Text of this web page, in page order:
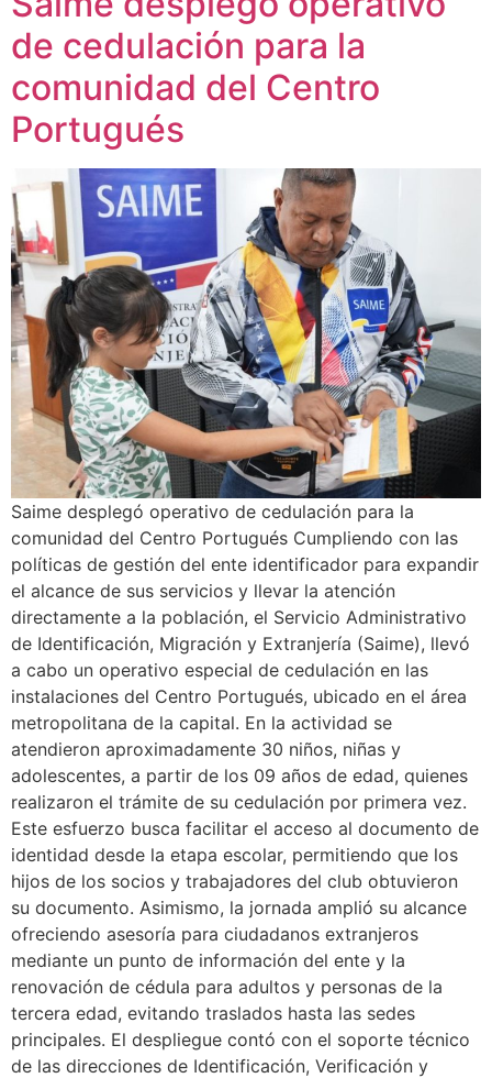
de cedulación para la
comunidad del Centro
Portugués
Saime desplegó operativo de cedulación para la
comunidad del Centro Portugués Cumpliendo con las
políticas de gestión del ente identificador para expandir
el alcance de sus servicios y llevar la atención
directamente a la población, el Servicio Administrativo
de Identificación, Migración y Extranjería (Saime), llevó
a cabo un operativo especial de cedulación en las
instalaciones del Centro Portugués, ubicado en el área
metropolitana de la capital. En la actividad se
atendieron aproximadamente 30 niños, niñas y
adolescentes, a partir de los 09 años de edad, quienes
realizaron el trámite de su cedulación por primera vez.
Este esfuerzo busca facilitar el acceso al documento de
identidad desde la etapa escolar, permitiendo que los
hijos de los socios y trabajadores del club obtuvieron
su documento. Asimismo, la jornada amplió su alcance
ofreciendo asesoría para ciudadanos extranjeros
mediante un punto de información del ente y la
renovación de cédula para adultos y personas de la
tercera edad, evitando traslados hasta las sedes
principales. El despliegue contó con el soporte técnico
de las direcciones de Identificación, Verificación y